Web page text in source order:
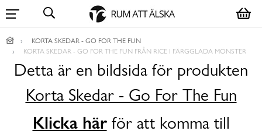
KORTA SKEDAR - GO FOR THE FUN
KORTA SKEDAR - GO FOR THE FUN FRÅN RICE I FÄRGGLADA MÖNSTER
Detta är en bildsida för produkten
Korta Skedar - Go For The Fun
Klicka härför att komma till